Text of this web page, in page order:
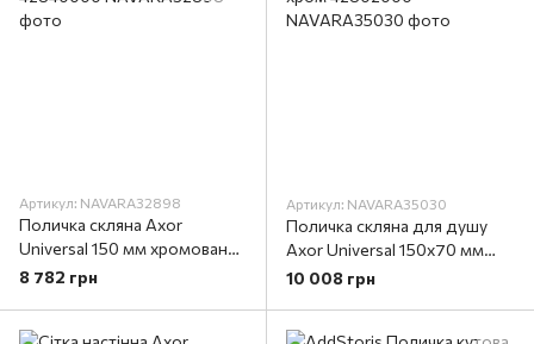
Артикул: NAVARA32898
Поличка скляна Axor
Universal 150 мм хромована
42840000
8 782 грн
Артикул: NAVARA35030
Поличка скляна для душу
Axor Universal 150х70 мм
хром 42802000
10 008 грн